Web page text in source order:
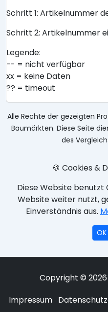
Schritt 1: Artikelnummer
Schritt 2: Artikelnummer
Legende:
-- = nicht verfügbar
xx = keine Daten
?? = timeout
Alle Rechte der gezeigten
Baumärkten. Diese Seite
des
🍪 Cookies &
Diese Website benutzt
Website weiter nutzt,
Einverständnis aus.
OK
Copyright ©
Impressum